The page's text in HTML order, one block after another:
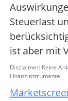
Steuerlast
ist aber mit
Disclaimer: Keine
Finanzinstrumente.